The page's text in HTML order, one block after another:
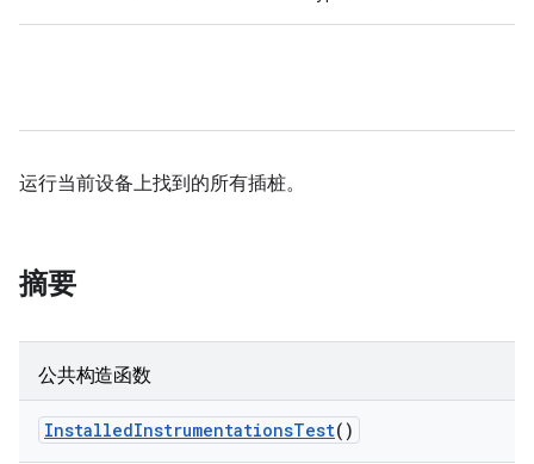
运行当前设备上找到的所有插桩。
摘要
公共构造函数
InstalledInstrumentationsTest()